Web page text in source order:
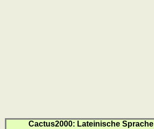
Cactus2000: Lateinische Sprache